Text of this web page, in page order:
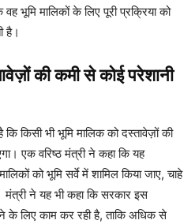
भूमि मालिकों के लिए पूरी प्रक्रिया को
है।
की कमी से कोई परेशानी
किसी भी भूमि मालिक को दस्तावेज़ों की
एक वरिष्ठ मंत्री ने कहा कि यह
को भूमि सर्वे में शामिल किया जाए, चाहे
मंत्री ने यह भी कहा कि सरकार इस
के लिए काम कर रही है, ताकि अधिक से